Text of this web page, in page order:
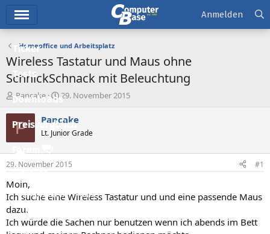
Ticker
Tests
Downloads
Preisvergleich
Forum
Aktuelles
Empfohlene Inhalte
Neue Beiträge
Anmelden
Homeoffice und Arbeitsplatz
Wireless Tastatur und Maus ohne
SchnickSchnack mit Beleuchtung
E
r
s
t
e
r
Pancake
E
r
s
t
e
l
t
29. November 2015
P Pancake
Lt. Junior Grade
29. November 2015 #1
Moin,
Ich suche eine Wireless Tastatur und und eine passende Maus
dazu.
Ich würde die Sachen nur benutzen wenn ich abends im Bett